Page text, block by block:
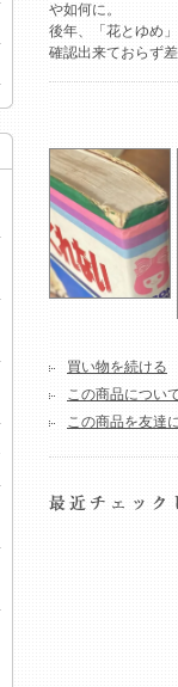
や如何に。
後年、「花とゆめ
確認出来ておらず
買い物を続ける
この商品につい
この商品を友達